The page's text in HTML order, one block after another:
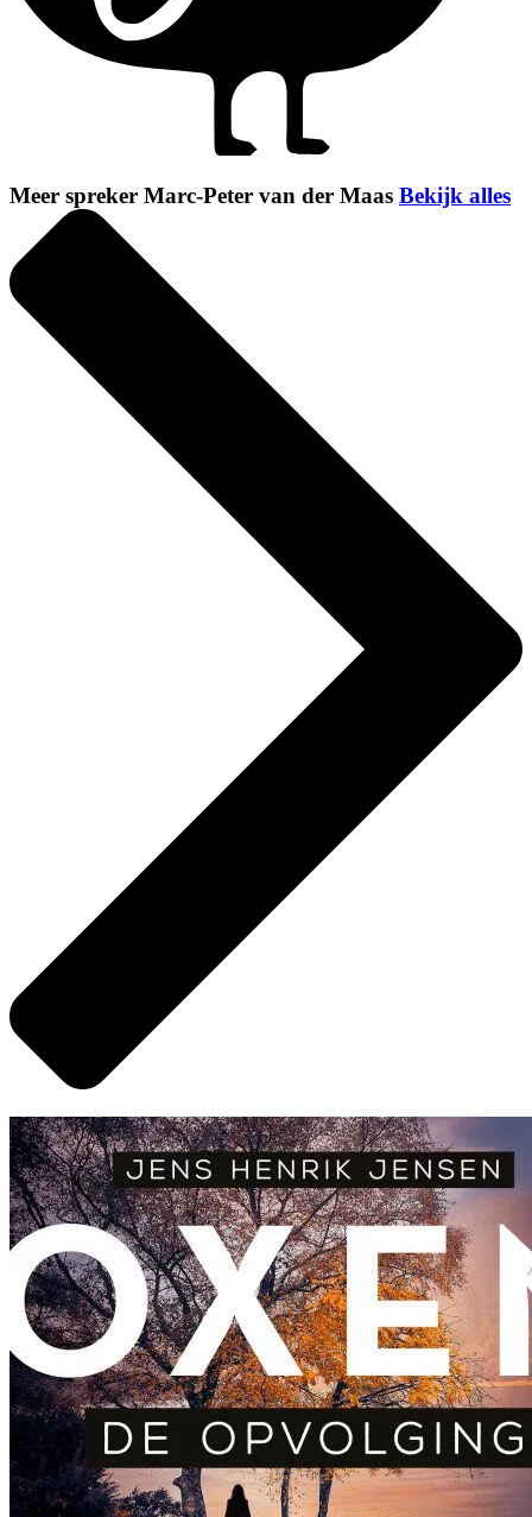
Meer spreker Marc-Peter van der Maas Bekijk alles